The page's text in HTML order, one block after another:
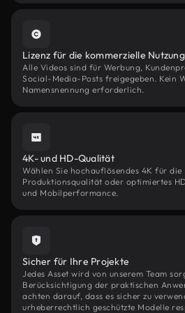
Lizenz für die kommerzielle Nutzung
Alle Videos sind für Werbung,
Social-Media-Posts freigegeben. Kein
Namensnennung erforderlich.
4K- und HD-Qualität
Wählen Sie hochauflösendes 4K für
Produktionsqualität oder optimiertes
und Mobilperformance.
Sicher für Ihre Projekte
Jedes Asset wird von unserem Team
Berücksichtigung der praktischen
achten darauf, dass es sicher zu
urheberrechtlich geschützte Modelle